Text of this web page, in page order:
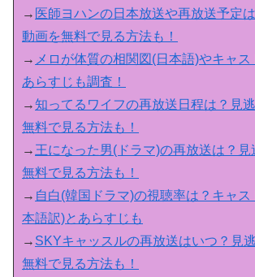
→ 医師ヨハンの日本放送や再放送予定
動画を無料で見る方法も！
→ メロが体質の相関図(日本語)やキャ
あらすじも調査！
→知ってるワイフの再放送日程は？見
無料で見る方法も！
→ 王になった男(ドラマ)の再放送は？見
無料で見る方法も！
→ 自白(韓国ドラマ)の視聴率は？キャス
本語訳)とあらすじも
→ SKYキャッスルの再放送はいつ？見
無料で見る方法も！